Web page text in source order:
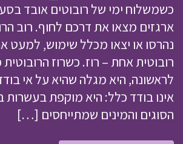
כשמשלוח ימי של רובוטים אובד
ארגזים מצאו את דרכם לחוף. רוב
נהרסו או יצאו מכלל שימוש, למעט
רובוטית אחת – רוז. כשרוז
לראשונה, היא מגלה שהיא על אי
אינו בודד כלל: היא מוקפת בעשרות
הסוגים והמינים שמתייחסים […]